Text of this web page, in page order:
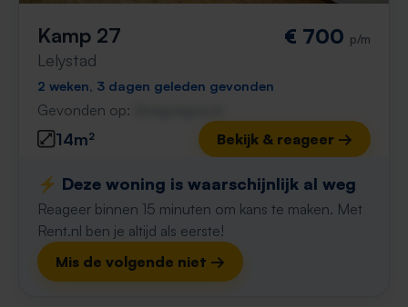
Kamp 27
Lelystad
€ 700 p/m
2 weken, 3 dagen geleden gevonden
Gevonden op:
14m² Bekijk & reageer →
⚡️ Deze woning is waarschijnlijk al weg
Reageer binnen 15 minuten om kans te maken. Met
Rent.nl ben je altijd als eerste!
Mis de volgende niet →